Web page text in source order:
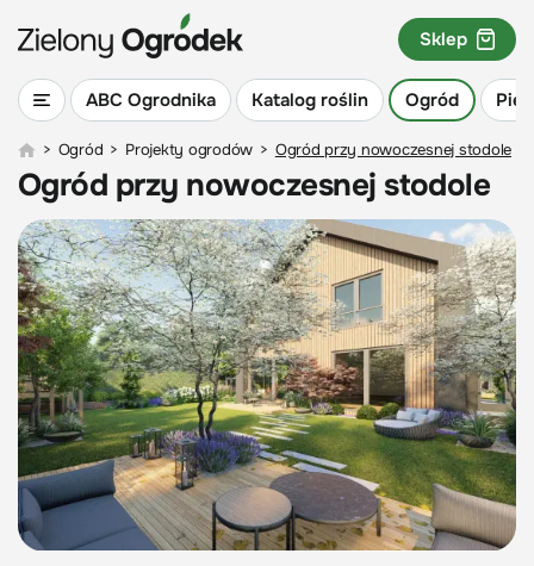
ABC Ogrodnika Katalog roślin Ogród
Sklep
> Ogród > Projekty ogrodów > Ogród przy nowoczesnej stodole
Ogród przy nowoczesnej stodole